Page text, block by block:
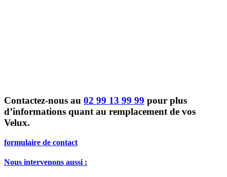
Contactez-nous au 02 99 13 99 99 pour plus
d’informations quant au remplacement de vos
Velux.
formulaire de contact
Nous intervenons aussi :